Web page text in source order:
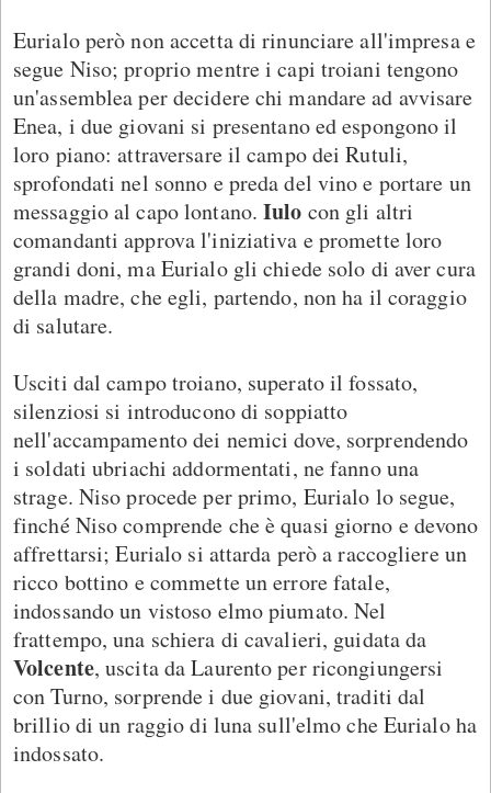
Eurialo però non accetta di rinunciare all'impresa e
segue Niso; proprio mentre i capi troiani tengono
un'assemblea per decidere chi mandare ad avvisare
Enea, i due giovani si presentano ed espongono il
loro piano: attraversare il campo dei Rutuli,
sprofondati nel sonno e preda del vino e portare un
messaggio al capo lontano.Iulo con gli altri
comandanti approva l'iniziativa e promette loro
grandi doni, ma Eurialo gli chiede solo di aver cura
della madre, che egli, partendo, non ha il coraggio
di salutare.
Usciti dal campo troiano, superato il fossato,
silenziosi si introducono di soppiatto
nell'accampamento dei nemici dove, sorprendendo
i soldati ubriachi addormentati, ne fanno una
strage. Niso procede per primo, Eurialo lo segue,
finché Niso comprende che è quasi giorno e devono
affrettarsi; Eurialo si attarda però a raccogliere un
ricco bottino e commette un errore fatale,
indossando un vistoso elmo piumato. Nel
frattempo, una schiera di cavalieri, guidata da
Volcente, uscita da Laurento per ricongiungersi
con Turno, sorprende i due giovani, traditi dal
brillio di un raggio di luna sull'elmo che Eurialo ha
indossato.